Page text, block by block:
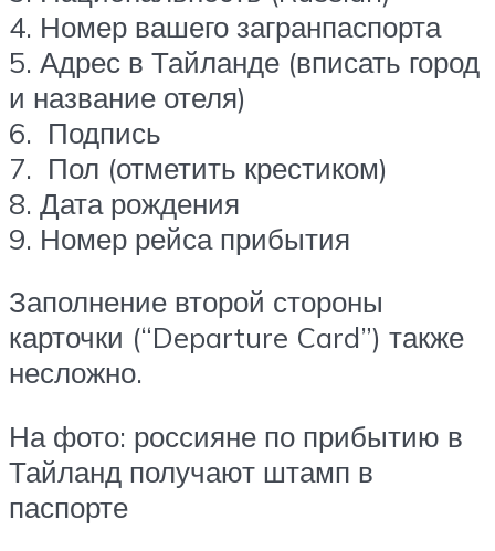
4. Номер вашего загранпаспорта
5. Адрес в Тайланде (вписать город
и название отеля)
6. Подпись
7. Пол (отметить крестиком)
8. Дата рождения
9. Номер рейса прибытия
Заполнение второй стороны
карточки (“Departure Card”) также
несложно.
На фото: россияне по прибытию в
Тайланд получают штамп в
паспорте